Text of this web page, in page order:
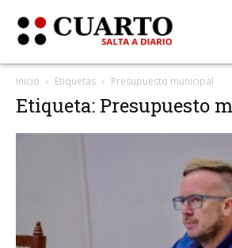
Inicio Etiquetas Presupuesto municipal
Etiqueta: Presupuesto